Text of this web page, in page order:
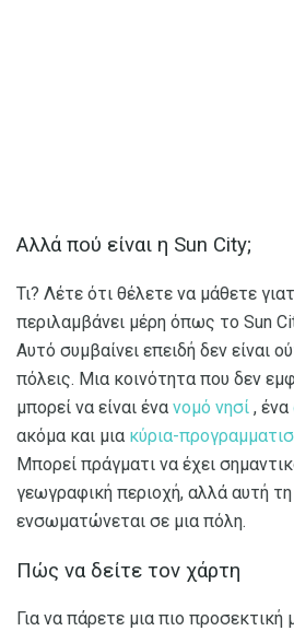
Αλλά πού είναι η Sun City;
Τι? Λέτε ότι θέλετε να μάθετε
περιλαμβάνει μέρη όπως το Sun
Αυτό συμβαίνει επειδή δεν είναι
πόλεις. Μια κοινότητα που δεν
μπορεί να είναι ένα νομό νησί , ένα
ακόμα και μια κύρια-
Μπορεί πράγματι να έχει
γεωγραφική περιοχή, αλλά αυτή
ενσωματώνεται σε μια πόλη.
Πώς να δείτε τον χάρτη
Για να πάρετε μια πιο